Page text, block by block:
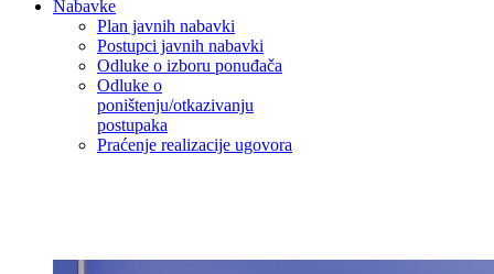
Nabavke
Plan javnih nabavki
Postupci javnih nabavki
Odluke o izboru ponuđača
Odluke o
poništenju/otkazivanju
postupaka
Praćenje realizacije ugovora